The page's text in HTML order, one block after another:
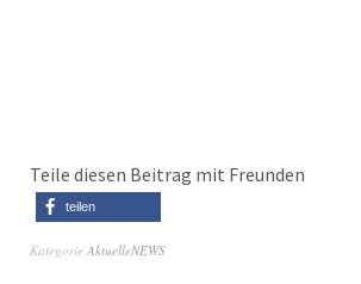
Teile diesen Beitrag mit Freunden
teilen
Kategorie AktuelleNEWS